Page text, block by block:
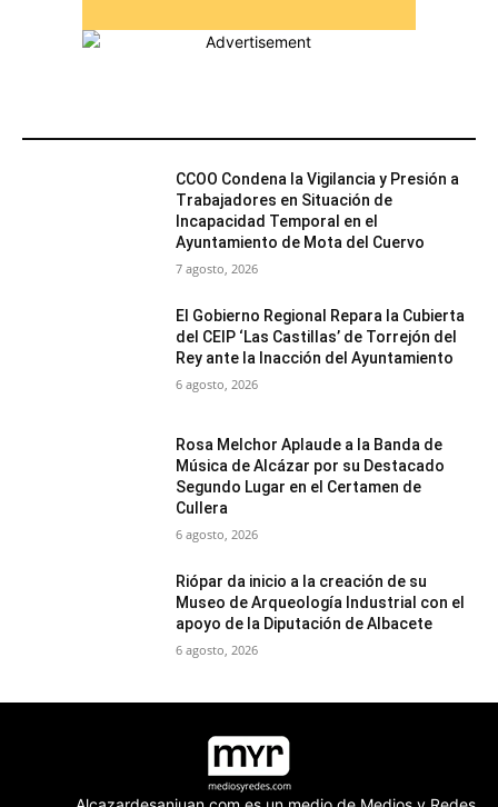
CCOO Condena la Vigilancia y Presión a
Trabajadores en Situación de
Incapacidad Temporal en el
Ayuntamiento de Mota del Cuervo
7 agosto, 2026
El Gobierno Regional Repara la Cubierta
del CEIP ‘Las Castillas’ de Torrejón del
Rey ante la Inacción del Ayuntamiento
6 agosto, 2026
Rosa Melchor Aplaude a la Banda de
Música de Alcázar por su Destacado
Segundo Lugar en el Certamen de
Cullera
6 agosto, 2026
Riópar da inicio a la creación de su
Museo de Arqueología Industrial con el
apoyo de la Diputación de Albacete
6 agosto, 2026